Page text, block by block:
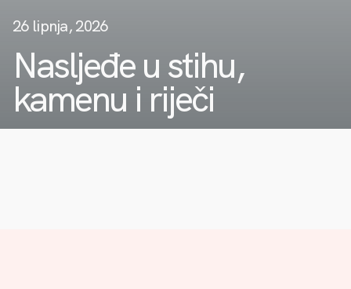
26 lipnja, 2026
Nasljeđe u stihu,
kamenu i riječi